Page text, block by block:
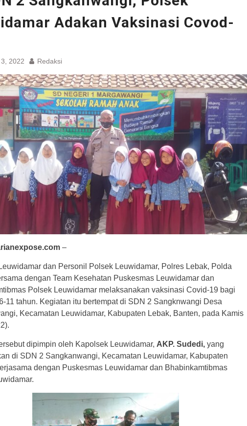
Adakan Vaksinasi Covod-
2022 Redaksi
–
dan Personil Polsek Leuwidamar, Polres Lebak, Polda
dengan Team Kesehatan Puskesmas Leuwidamar dan
Polsek Leuwidamar melaksanakan vaksinasi Covid-19 bagi
11 tahun. Kegiatan itu bertempat di SDN 2 Sangknwangi Desa
Kecamatan Leuwidamar, Kabupaten Lebak, Banten, pada Kamis
dipimpin oleh Kapolsek Leuwidamar, AKP. Sudedi, yang
di SDN 2 Sangkanwangi, Kecamatan Leuwidamar, Kabupaten
dengan Puskesmas Leuwidamar dan Bhabinkamtibmas